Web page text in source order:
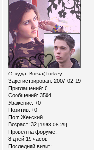
Откуда: Bursa(Turkey)
Зарегистрирован: 2007-02-19
Приглашений: 0
Сообщений: 3504
Уважение: +0
Позитив: +0
Пол: Женский
Возраст: 32 [1993-08-29]
Провел на форуме:
8 дней 19 часов
Последний визит: